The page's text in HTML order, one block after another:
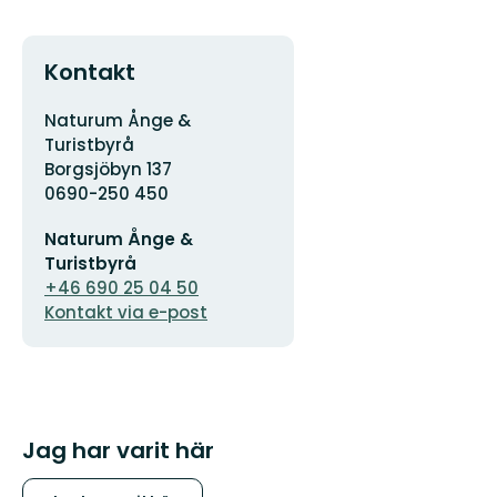
Kontakt
Adress
Naturum Ånge &
Turistbyrå
Borgsjöbyn 137
0690-250 450
postadress
Naturum Ånge &
Turistbyrå
+46 690 25 04 50
Kontakt via e-post
Jag har varit här